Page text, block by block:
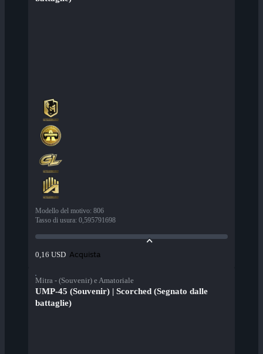
Modello del motivo: 806
Tasso di usura: 0,595791698
0,16 USD Acquista
Mitra - (Souvenir) e Amatoriale
UMP-45 (Souvenir) | Scorched (Segnato dalle
battaglie)